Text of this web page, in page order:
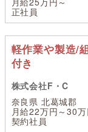
正社員
軽作業や製造/
付き
株式会社F・C
奈良県 北葛城郡
月給22万円～30万
契約社員